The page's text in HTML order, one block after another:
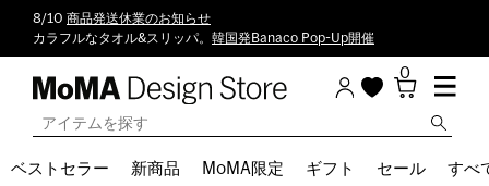
8/10 商品発送休業のお知らせ
カラフルなタオル&スリッパ。 韓国発Banaco Pop-Up開催
0
ベストセラー 新商品 MoMA限定 ギフト セール すべ
申し訳ございません。